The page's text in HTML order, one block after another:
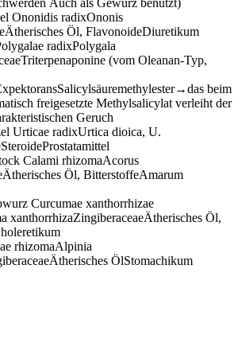
Ononidis radixOnonis
Öl, FlavonoideDiuretikum
radixPolygala
(vom Oleanan-Typ,
beim
freigesetzte Methylsalicylat verleiht der
Geruch
Urticae radixUrtica dioica, U.
Calami rhizomaAcorus
Öl, BitterstoffeAmarum
Curcumae xanthorrhizae
xanthorrhizaZingiberaceaeÄtherisches Öl,
rhizomaAlpinia
ÖlStomachikum